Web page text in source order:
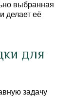
выбранная
делает её
для
задачу